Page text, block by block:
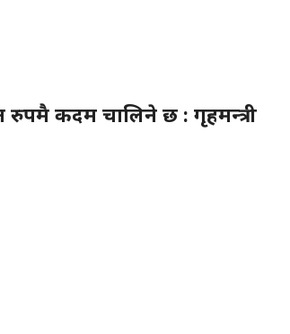
रुपमै कदम चालिने छ : गृहमन्त्री